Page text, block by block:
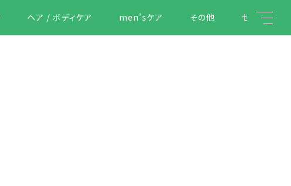
ヘア / ボディケア men'sケア その他 セール